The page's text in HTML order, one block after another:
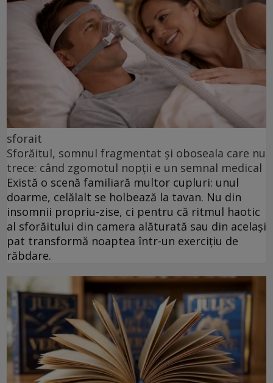
sforait
Sforăitul, somnul fragmentat și oboseala care nu
trece: când zgomotul nopții e un semnal medical
Există o scenă familiară multor cupluri: unul
doarme, celălalt se holbează la tavan. Nu din
insomnii propriu-zise, ci pentru că ritmul haotic
al sforăitului din camera alăturată sau din același
pat transformă noaptea într-un exercițiu de
răbdare.